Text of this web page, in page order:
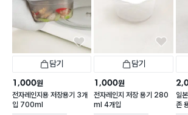
담기
1,000원
전자레인지용 저장용기 3개
입 700ml
담기
1,000원
전자레인지 저장 용기 280
ml 4개입
일
존